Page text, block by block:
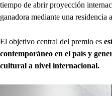
tiempo de abrir proyección
ganadora mediante una residencia
El objetivo central del premio es
contemporáneo en el país y
cultural a nivel internacional.